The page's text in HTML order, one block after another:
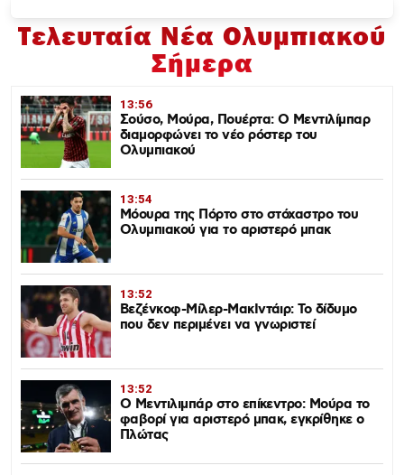
Τελευταία Νέα Ολυμπιακού
Σήμερα
13:56
Σούσο, Μούρα, Πουέρτα: Ο Μεντιλίμπαρ
διαμορφώνει το νέο ρόστερ του
Ολυμπιακού
13:54
Μόουρα της Πόρτο στο στόχαστρο του
Ολυμπιακού για το αριστερό μπακ
13:52
Βεζένκοφ-Μίλερ-ΜακΙντάιρ: Το δίδυμο
που δεν περιμένει να γνωριστεί
13:52
Ο Μεντιλιμπάρ στο επίκεντρο: Μούρα το
φαβορί για αριστερό μπακ, εγκρίθηκε ο
Πλώτας